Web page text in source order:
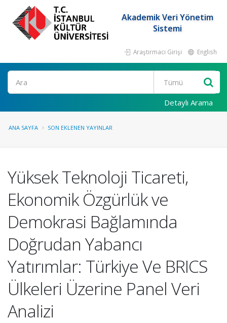
Akademik Veri Yönetim
Sistemi
Araştırmacı Girişi English
Ara
Detaylı Arama
ANA SAYFA SON EKLENEN YAYINLAR
Yüksek Teknoloji Ticareti,
Ekonomik Özgürlük ve
Demokrasi Bağlamında
Doğrudan Yabancı
Yatırımlar: Türkiye Ve BRICS
Ülkeleri Üzerine Panel Veri
Analizi